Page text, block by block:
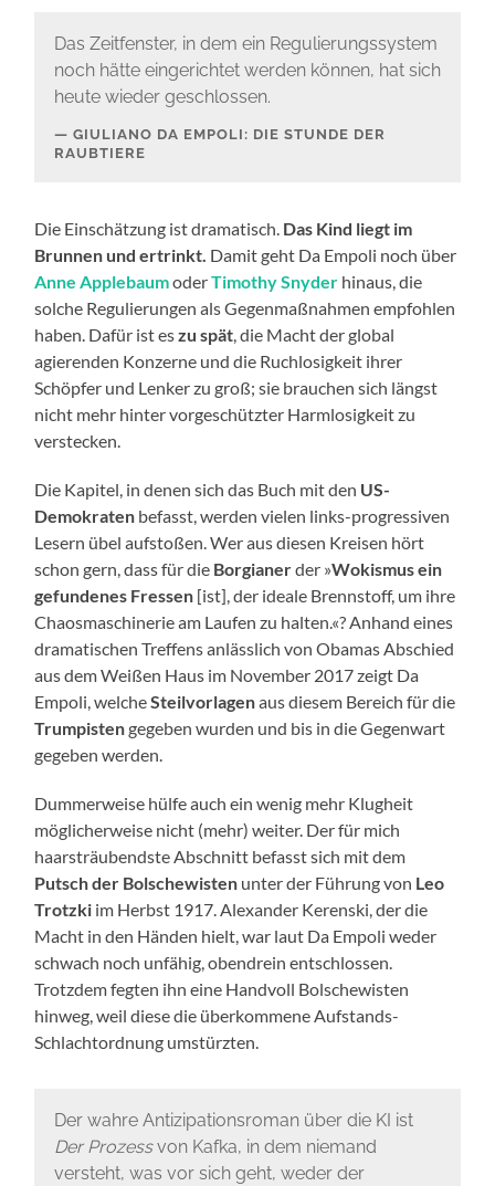
Das Zeitfenster, in dem ein Regulierungssystem
noch hätte eingerichtet werden können, hat sich
heute wieder geschlossen.
GIULIANO DA EMPOLI: DIE STUNDE DER
RAUBTIERE
Die Einschätzung ist dramatisch. Das Kind liegt im
Brunnen und ertrinkt. Damit geht Da Empoli noch über
Anne ApplebaumoderTimothy Snyder hinaus, die
solche Regulierungen als Gegenmaßnahmen empfohlen
haben. Dafür ist eszu spät , die Macht der global
agierenden Konzerne und die Ruchlosigkeit ihrer
Schöpfer und Lenker zu groß; sie brauchen sich längst
nicht mehr hinter vorgeschützter Harmlosigkeit zu
verstecken.
Die Kapitel, in denen sich das Buch mit den US-
Demokraten befasst, werden vielen links-progressiven
Lesern übel aufstoßen. Wer aus diesen Kreisen hört
schon gern, dass für die Borgianerder »Wokismus ein
gefundenes Fressen [ist], der ideale Brennstoff, um ihre
Chaosmaschinerie am Laufen zu halten.«? Anhand eines
dramatischen Treffens anlässlich von Obamas Abschied
aus dem Weißen Haus im November 2017 zeigt Da
Empoli, welcheSteilvorlagenaus diesem Bereich für die
Trumpistengegeben wurden und bis in die Gegenwart
gegeben werden.
Dummerweise hülfe auch ein wenig mehr Klugheit
möglicherweise nicht (mehr) weiter. Der für mich
haarsträubendste Abschnitt befasst sich mit dem
Putsch der Bolschewisten unter der Führung von Leo
Trotzki im Herbst 1917. Alexander Kerenski, der die
Macht in den Händen hielt, war laut Da Empoli weder
schwach noch unfähig, obendrein entschlossen.
Trotzdem fegten ihn eine Handvoll Bolschewisten
hinweg, weil diese die überkommene Aufstands-
Schlachtordnung umstürzten.
Der wahre Antizipationsroman über die KI ist
Der Prozessvon Kafka, in dem niemand
versteht, was vor sich geht, weder der